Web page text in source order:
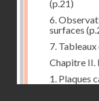
(p.21)
6.
surfaces
7.
Chapitre II.
1. Plaques